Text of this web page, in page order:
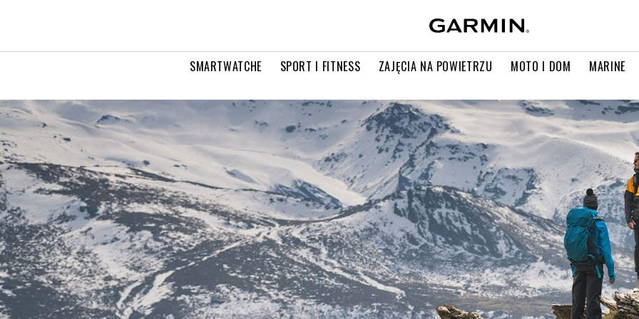
SMARTWATCHE SPORT I FITNESS ZAJĘCIA NA POWIETRZU MOTO I DOM MARINE